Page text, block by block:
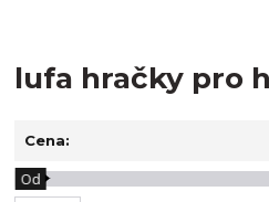
lufa hračky pro
Cena:
Od